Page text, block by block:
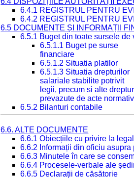
6.4.1 REGISTRUL PENTRU
6.4.2 REGISTRUL PENTRU
6.5 DOCUMENTE ȘI INFORMAȚII
6.5.1 Buget din toate sursele de
6.5.1.1 Buget pe surse
financiare
6.5.1.2 Situatia platilor
6.5.1.3 Situatia drepturilor
salariale stabilite potrivit
legii, precum si alte
prevazute de acte
6.5.2 Bilanturi contabile
6.6. ALTE DOCUMENTE
6.6.1 Obiecțiile cu privire la
6.6.2 Informații din oficiu
6.6.3 Minutele în care se
6.6.4 Procesele-verbale ale
6.6.5 Declarații de căsătorie